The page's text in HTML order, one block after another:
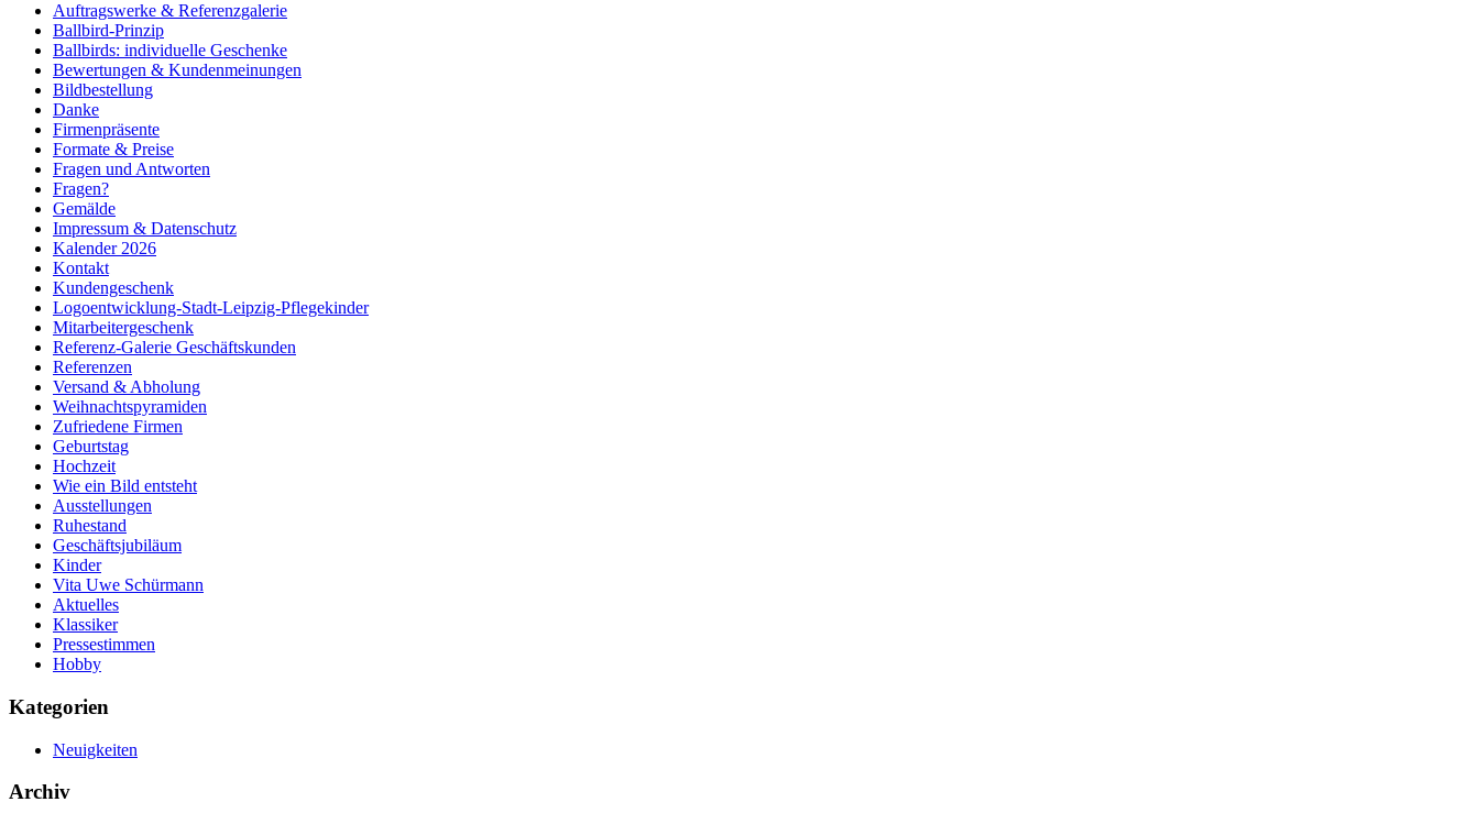
Auftragswerke & Referenzgalerie
Ballbird-Prinzip
Ballbirds: individuelle Geschenke
Bewertungen & Kundenmeinungen
Bildbestellung
Danke
Firmenpräsente
Formate & Preise
Fragen und Antworten
Fragen?
Gemälde
Impressum & Datenschutz
Kalender 2026
Kontakt
Kundengeschenk
Logoentwicklung-Stadt-Leipzig-Pflegekinder
Mitarbeitergeschenk
Referenz-Galerie Geschäftskunden
Referenzen
Versand & Abholung
Weihnachtspyramiden
Zufriedene Firmen
Geburtstag
Hochzeit
Wie ein Bild entsteht
Ausstellungen
Ruhestand
Geschäftsjubiläum
Kinder
Vita Uwe Schürmann
Aktuelles
Klassiker
Pressestimmen
Hobby
Kategorien
Neuigkeiten
Archiv